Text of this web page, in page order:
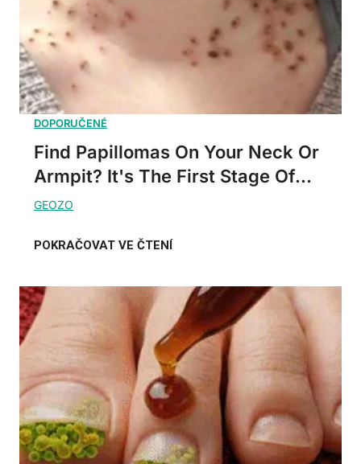
Find Papillomas On Your Neck Or
Armpit? It's The First Stage Of...